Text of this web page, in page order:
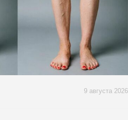
9 августа 2026